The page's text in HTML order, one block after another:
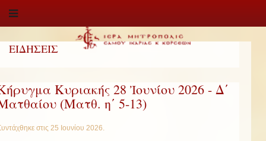
ΕΙΔΗΣΕΙΣ
Κυριακής 28 Ἰουνίου 2026 - Δ΄
(Ματθ. η΄ 5-13)
στις 25 Ιουνίου 2026.